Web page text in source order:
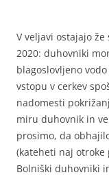
V veljavi ostajajo
2020: duhovniki
blagoslovljeno
vstopu v cerkev
nadomesti
miru duhovnik in
prosimo, da
(kateheti naj
Bolniški duhovniki